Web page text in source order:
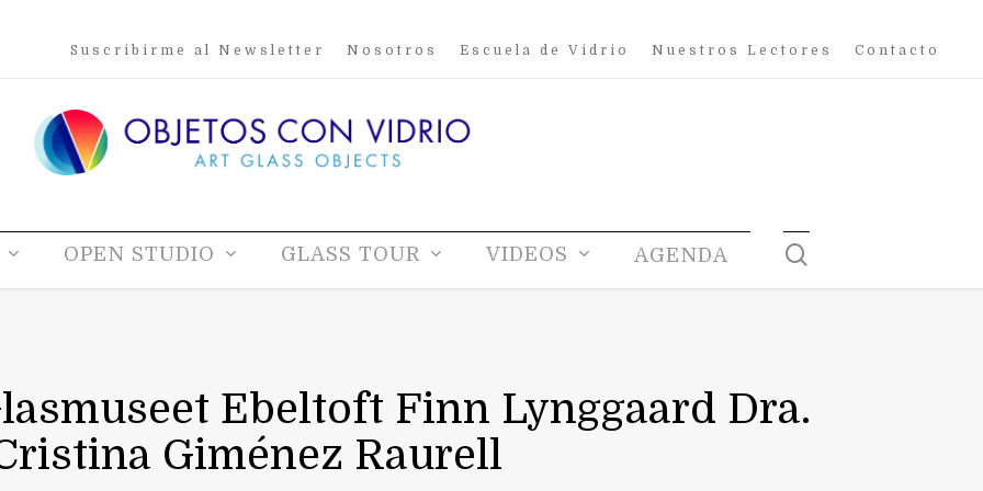
Suscribirme al Newsletter Nosotros Escuela de Vidrio Nuestros Lectores Contacto
OPEN STUDIO GLASS TOUR VIDEOS AGENDA
Ebeltoft Finn Lynggaard Dra.
Giménez Raurell